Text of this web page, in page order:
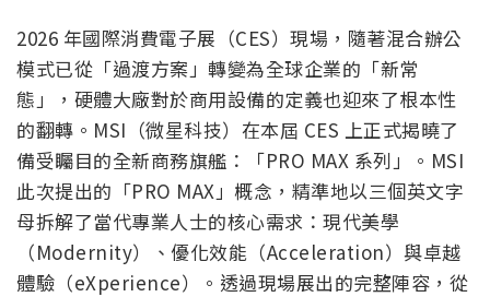
2026 年國際消費電子展（CES）現場，隨著混合辦公
模式已從「過渡方案」轉變為全球企業的「新常
態」，硬體大廠對於商用設備的定義也迎來了根本性
的翻轉。MSI（微星科技）在本屆 CES 上正式揭曉了
備受矚目的全新商務旗艦：「PRO MAX 系列」。MSI
此次提出的「PRO MAX」概念，精準地以三個英文字
母拆解了當代專業人士的核心需求：現代美學
（Modernity）、優化效能（Acceleration）與卓越
體驗（eXperience）。透過現場展出的完整陣容，從